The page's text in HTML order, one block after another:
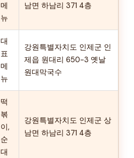
메
뉴
남면 하남리 371 4층
대
표
메
뉴
강원특별자치도 인제군 인
제읍 원대리 650-3 옛날
원대막국수
떡
볶
이,
순
대
강원특별자치도 인제군 상
남면 하남리 371 4층